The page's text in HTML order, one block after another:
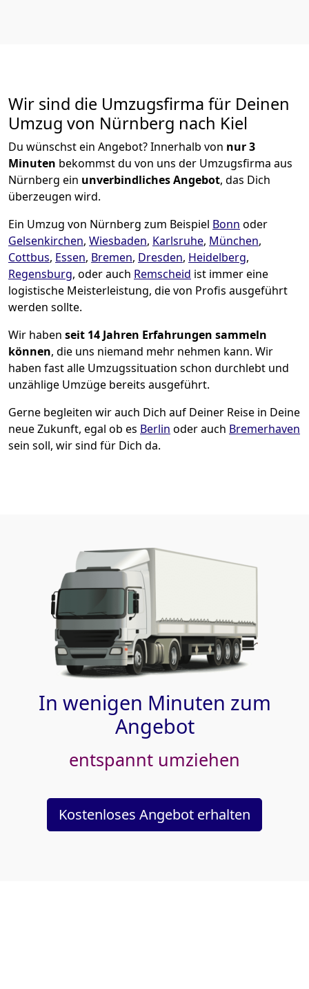
Wir sind die Umzugsfirma für Deinen
Umzug von Nürnberg nach Kiel
Du wünschst ein Angebot? Innerhalb von nur 3
Minuten bekommst du von uns der Umzugsfirma aus
Nürnberg ein unverbindliches Angebot, das Dich
überzeugen wird.
Ein Umzug von Nürnberg zum Beispiel Bonn oder
Gelsenkirchen, Wiesbaden, Karlsruhe, München,
Cottbus, Essen, Bremen, Dresden, Heidelberg,
Regensburg, oder auch Remscheid ist immer eine
logistische Meisterleistung, die von Profis ausgeführt
werden sollte.
Wir haben seit 14 Jahren Erfahrungen sammeln
können, die uns niemand mehr nehmen kann. Wir
haben fast alle Umzugssituation schon durchlebt und
unzählige Umzüge bereits ausgeführt.
Gerne begleiten wir auch Dich auf Deiner Reise in Deine
neue Zukunft, egal ob es Berlin oder auch Bremer­haven
sein soll, wir sind für Dich da.
In wenigen Minuten zum
Angebot
entspannt umziehen
Kostenloses Angebot erhalten